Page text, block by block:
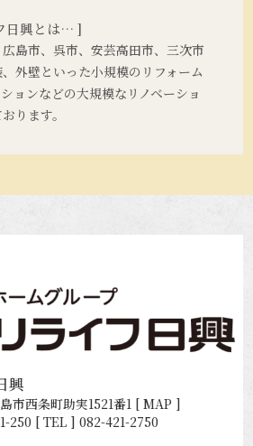
日興とは… ]
島市、呉市、安芸高田市、三次市
外壁といった小規模のリフォーム
ョンなどの大規模なリノベーショ
ります。
興
市西条町助実1521番1 [ MAP ]
250 [ TEL ]082-421-2750